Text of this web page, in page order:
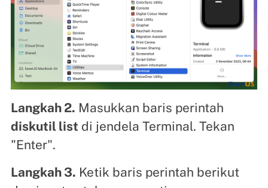
Langkah 2. Masukkan baris perintah
diskutil list di jendela Terminal. Tekan
"Enter".
Langkah 3. Ketik baris perintah berikut